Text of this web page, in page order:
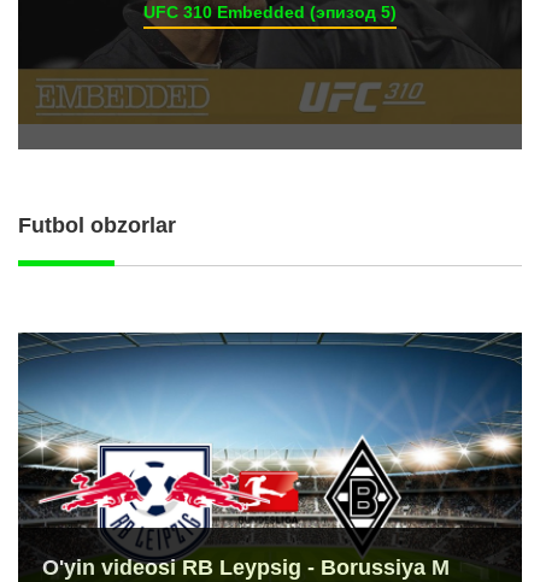
UFC 310 Embedded (эпизод 5)
Futbol obzorlar
O'yin videosi RB Leypsig - Borussiya M